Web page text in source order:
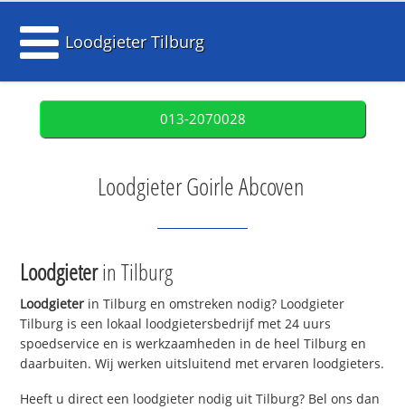
Loodgieter Tilburg
013-2070028
Loodgieter Goirle Abcoven
Loodgieterin Tilburg
Loodgieter in Tilburg en omstreken nodig? Loodgieter
Tilburg is een lokaal loodgietersbedrijf met 24 uurs
spoedservice en is werkzaamheden in de heel Tilburg en
daarbuiten. Wij werken uitsluitend met ervaren loodgieters.
Heeft u direct een loodgieter nodig uit Tilburg? Bel ons dan